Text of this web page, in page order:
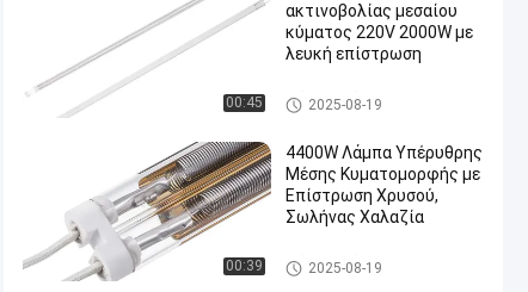
00:45
ακτινοβολίας μεσαίου
κύματος 220V 2000W με
λευκή επίστρωση
Μέσος υπέρυθρος λαμπτήρα
ς κυμάτων
2025-08-19
00:39
4400W Λάμπα Υπέρυθρης
Μέσης Κυματομορφής με
Επίστρωση Χρυσού,
Σωλήνας Χαλαζία
Μέσος υπέρυθρος λαμπτήρα
ς κυμάτων
2025-08-19